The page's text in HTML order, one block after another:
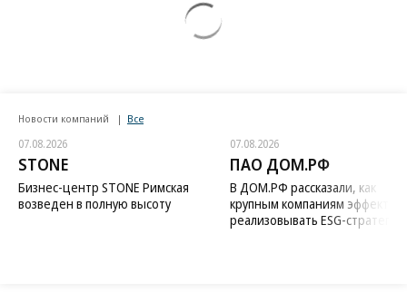
Новости компаний Все
07.08.2026
STONE
Бизнес-центр STONE Римская
возведен в полную высоту
07.08.2026
ПАО ДОМ.РФ
В ДОМ.РФ рассказали, как
крупным компаниям
реализовывать ESG-стратегию